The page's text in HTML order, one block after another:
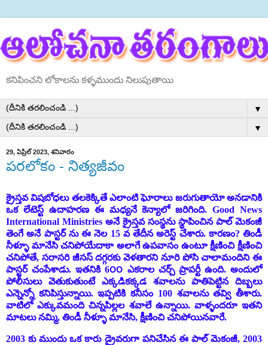
కనిపించని లోకాలను కళ్ళముందు నిలుపుతాయి
▼
▼
29, ఏప్రిల్ 2023, శనివారం
పరలోకం - నిత్యజీవం
క్రైస్తవ విషబోధలు తలకెక్కితే ఎలాంటి ఘోరాలు జరుగుతాయో అనడానికి
ఒక లేటెస్ట్ ఉదాహరణ ఈ మధ్యనే కెన్యాలో జరిగింది.Good News
International Ministries అనే క్రైస్తవ సంస్థను స్థాపించిన పాల్ మెకంజీ
తెంగే అనే పాస్టర్ ను ఈ నెల 15 వ తేదీన అరెస్ట్ చేశారు. కారణం? తిండీ
నీళ్ళూ మానేసి చనిపోయేదాకా అలాగే ఉపవాసం ఉంటూ క్షీణించి క్షీణించి
చనిపోతే, సరాసరి జీసస్ దగ్గరకు వెళతారని నూరి పోసి చాలామందిని ఈ
పాస్టర్ చంపేశాడు. ఇతనికి 6౦౦ ఎకరాల చర్చ్ ప్రాపర్టీ ఉంది. అందులో
పోలీసులు వెతుకుతుంటే ఎక్కడికక్కడ శవాలను పాతిపెట్టిన దిబ్బలు
ఎన్నెన్నో కనిపిస్తున్నాయి. ఇప్పటికి కనీసం 100 శవాలను తవ్వి తీశారు.
వాటిలో ఎక్కువమంది చిన్నపిల్లల శవాలే ఉన్నాయి. వాళ్ళందరూ ఇతని
మాటలు నమ్మి, తిండీ నీళ్ళూ మానేసి, క్షీణించి చనిపోయినవారే.
2003 కు ముందు ఒక కారు డ్రైవరుగా పనిచేసిన ఈ పాల్ మెకంజీ, 2003